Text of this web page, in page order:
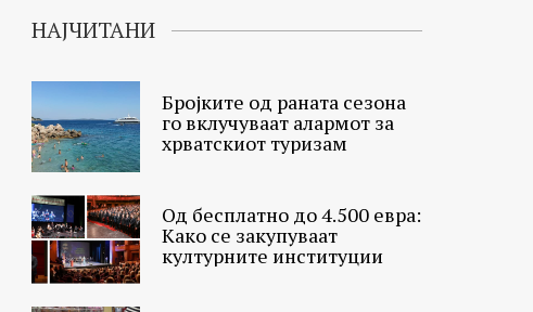
НАЈЧИТАНИ
Бројките од раната сезона
го вклучуваат алармот за
хрватскиот туризам
Од бесплатно до 4.500 евра:
Како се закупуваат
културните институции